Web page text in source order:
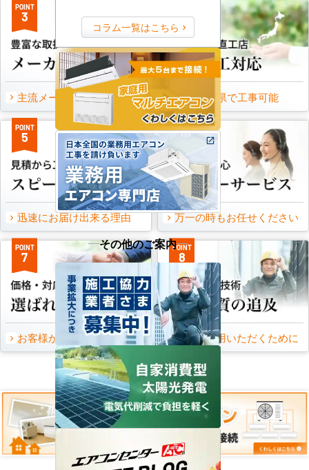
POINT
3
主流メーカーを全取扱可能
4
47都道府県で工事可能
POINT
5
迅速にお届け出来る理由
POINT
6
万一の時もお任せください
POINT
7
お客様から頂いたご意見
POINT
8
永くご愛用いただくために
コラム一覧はこちら
その他のご案内